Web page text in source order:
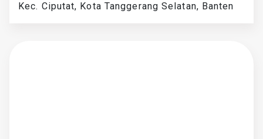
Kec. Ciputat, Kota Tanggerang Selatan, Banten